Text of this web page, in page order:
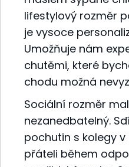
lifestylový rozměr
je vysoce
Umožňuje nám
chutěmi, které
chodu možná
Sociální rozměr
nezanedbatelný.
pochutin s kolegy
přáteli během